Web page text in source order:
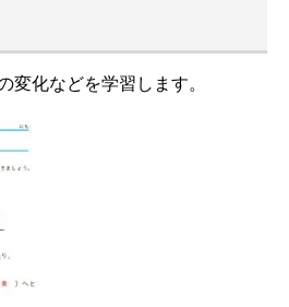
変化などを学習します。